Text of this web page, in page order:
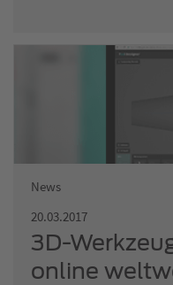
News
20.03.2017
3D-
online